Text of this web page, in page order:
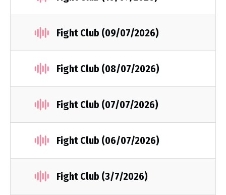
Fight Club (09/07/2026)
Fight Club (08/07/2026)
Fight Club (07/07/2026)
Fight Club (06/07/2026)
Fight Club (3/7/2026)